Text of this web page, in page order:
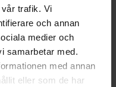
trafik. Vi
och annan
medier och
samarbetar med.
med annan
eller som de har